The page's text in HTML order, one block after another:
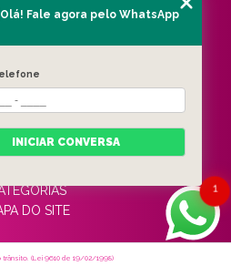
NOS!
MENU
HOME
SOMOS
SERVIÇOS
BLOG
DO SITE
trânsito. (Lei 9610 de 19/02/1998)
1
Olá! Fale agora pelo WhatsApp
INICIAR CONVERSA